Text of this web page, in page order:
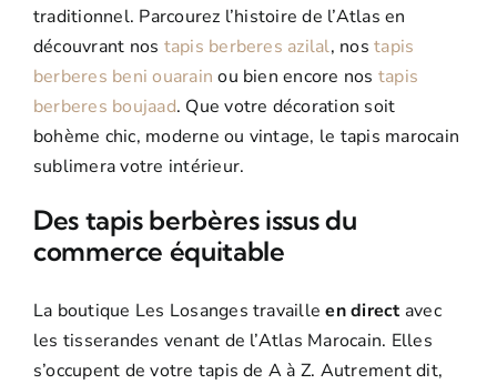
traditionnel. Parcourez l’histoire de l’Atlas en
découvrant nos tapis berberes azilal, nos tapis
berberes beni ouarain ou bien encore nos tapis
berberes boujaad. Que votre décoration soit
bohème chic, moderne ou vintage, le tapis marocain
sublimera votre intérieur.
Des tapis berbères issus du
commerce équitable
La boutique Les Losanges travailleen direct avec
les tisserandes venant de l’Atlas Marocain. Elles
s’occupent de votre tapis de A à Z. Autrement dit,